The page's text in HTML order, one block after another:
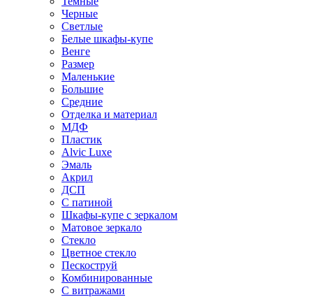
Черные
Светлые
Белые шкафы-купе
Венге
Размер
Маленькие
Большие
Средние
Отделка и материал
МДФ
Пластик
Alvic Luxe
Эмаль
Акрил
ДСП
С патиной
Шкафы-купе с зеркалом
Матовое зеркало
Стекло
Цветное стекло
Пескоструй
Комбинированные
С витражами